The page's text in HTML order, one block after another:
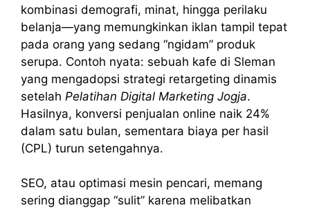
kombinasi demografi, minat, hingga perilaku
belanja—yang memungkinkan iklan tampil tepat
pada orang yang sedang “ngidam” produk
serupa. Contoh nyata: sebuah kafe di Sleman
yang mengadopsi strategi retargeting dinamis
setelah Pelatihan Digital Marketing Jogja.
Hasilnya, konversi penjualan online naik 24%
dalam satu bulan, sementara biaya per hasil
(CPL) turun setengahnya.
SEO, atau optimasi mesin pencari, memang
sering dianggap “sulit” karena melibatkan